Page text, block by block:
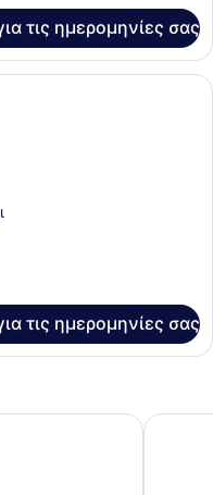
τις ημερομηνίες σας
παιδί παίζει με παιχνίδια
τις ημερομηνίες σας
Arion